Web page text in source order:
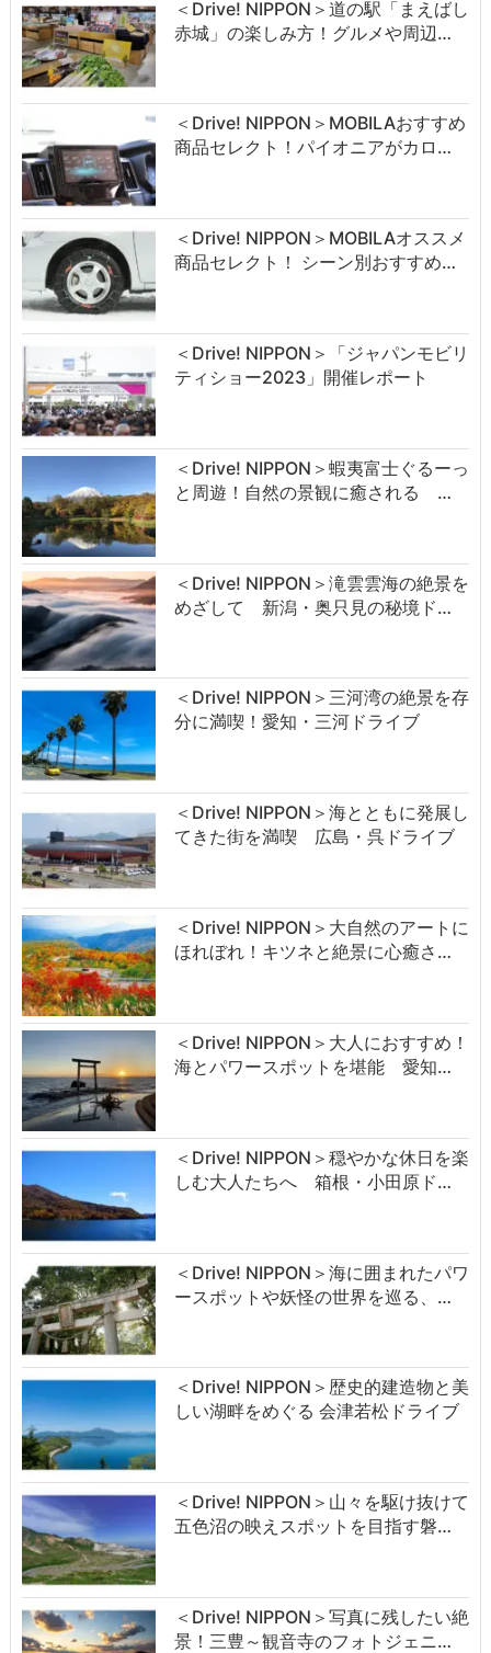
＜Drive! NIPPON＞道の駅「まえばし
赤城」の楽しみ方！グルメや周辺…
＜Drive! NIPPON＞MOBILAおすすめ
商品セレクト！パイオニアがカロ…
＜Drive! NIPPON＞MOBILAオススメ
商品セレクト！ シーン別おすすめ…
＜Drive! NIPPON＞「ジャパンモビリ
ティショー2023」開催レポート
＜Drive! NIPPON＞蝦夷富士ぐるーっ
と周遊！自然の景観に癒される …
＜Drive! NIPPON＞滝雲雲海の絶景を
めざして 新潟・奥只見の秘境ド…
＜Drive! NIPPON＞三河湾の絶景を存
分に満喫！愛知・三河ドライブ
＜Drive! NIPPON＞海とともに発展し
てきた街を満喫 広島・呉ドライブ
＜Drive! NIPPON＞大自然のアートに
ほれぼれ！キツネと絶景に心癒さ…
＜Drive! NIPPON＞大人におすすめ！
海とパワースポットを堪能 愛知…
＜Drive! NIPPON＞穏やかな休日を楽
しむ大人たちへ 箱根・小田原ド…
＜Drive! NIPPON＞海に囲まれたパワ
ースポットや妖怪の世界を巡る、…
＜Drive! NIPPON＞歴史的建造物と美
しい湖畔をめぐる 会津若松ドライブ
＜Drive! NIPPON＞山々を駆け抜けて
五色沼の映えスポットを目指す磐…
＜Drive! NIPPON＞写真に残したい絶
景！三豊～観音寺のフォトジェニ…